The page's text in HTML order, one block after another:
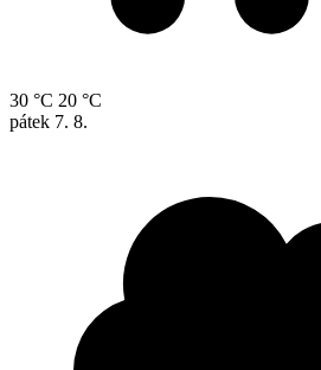
30 °C 20 °C
pátek 7. 8.